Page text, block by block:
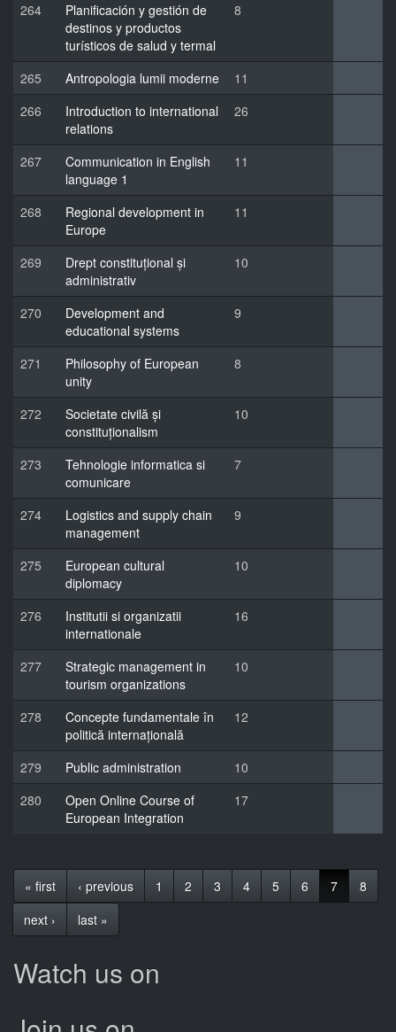
264
Planificación y gestión de
destinos y productos
turísticos de salud y termal
8
265 Antropologia lumii moderne
11
266
Introduction to international
relations
26
267
Communication in English
language 1
11
268
Regional development in
Europe
11
269
Drept constituțional și
administrativ
10
270
Development and
educational systems
9
271
Philosophy of European
unity
8
272
Societate civilă și
constituționalism
10
273
Tehnologie informatica si
comunicare
7
274
Logistics and supply chain
management
9
275
European cultural
diplomacy
10
276
Institutii si organizatii
internationale
16
277
Strategic management in
tourism organizations
10
278
Concepte fundamentale în
politică internațională
12
279 Public administration
10
280
Open Online Course of
European Integration
17
« first ‹ previous 1 2 3 4 5 6 7
8
next ›
last »
Watch us on